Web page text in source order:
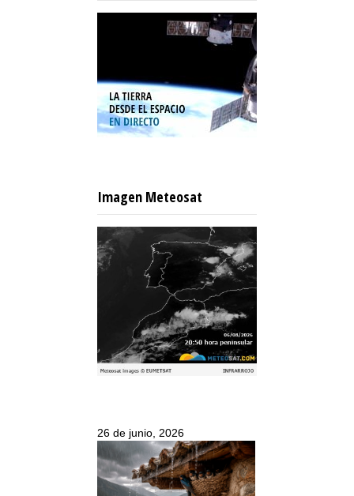
Imagen Meteosat
26 de junio, 2026